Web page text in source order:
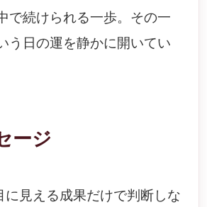
で続けられる一歩。その一
う日の運を静かに開いてい
ージ
に見える成果だけで判断しな